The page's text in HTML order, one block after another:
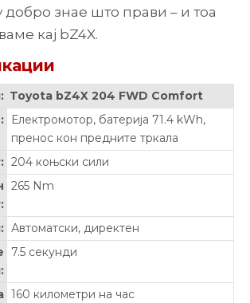
добро знае што прави – и тоа
кај bZ4X.
Toyota bZ4X 204 FWD Comfort
Електромотор, батерија 71.4 kWh,
пренос кон предните тркала
204 коњски сили
265 Nm
Автоматски, директен
7.5 секунди
160 километри на час